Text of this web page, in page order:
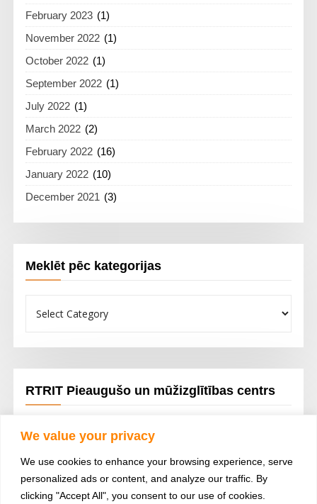
We value your privacy
We use cookies to enhance your browsing experience, serve
personalized ads or content, and analyze our traffic. By
clicking "Accept All", you consent to our use of cookies.
February 2023 (1)
November 2022 (1)
October 2022 (1)
September 2022 (1)
July 2022 (1)
March 2022 (2)
February 2022 (16)
January 2022 (10)
December 2021 (3)
Meklēt pēc kategorijas
pēc
RTRIT Pieaugušo un mūžizglītības centrs
dažādi kursi